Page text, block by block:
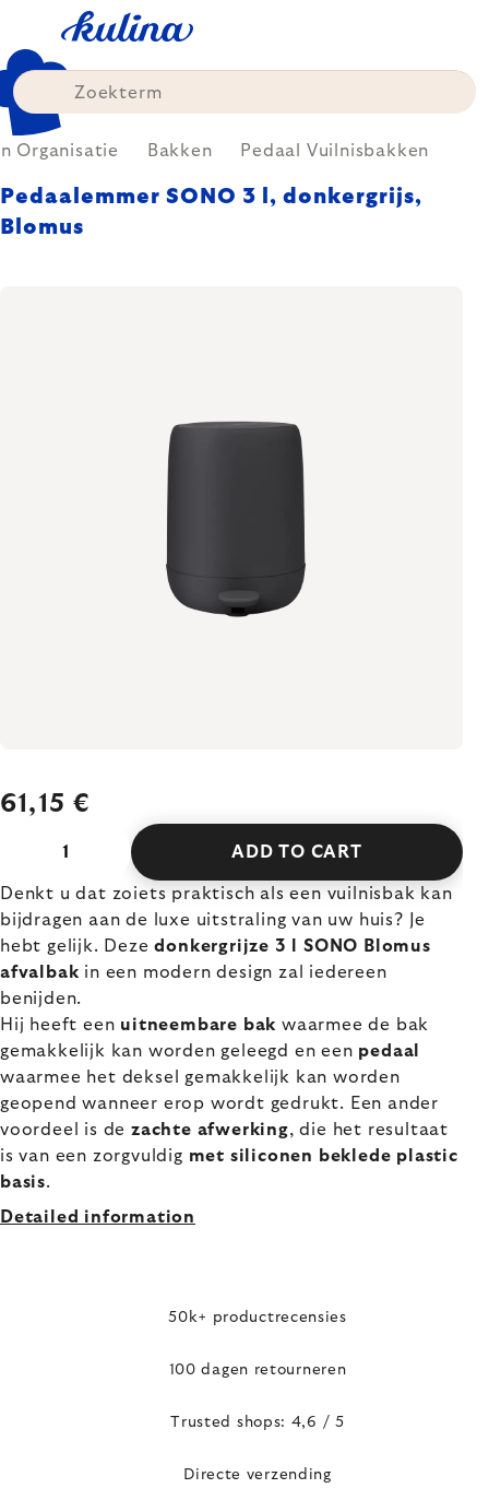
content
Organisatie Bakken Pedaal Vuilnisbakken
Pedaalemmer SONO 3 l, donkergrijs,
Blomus
61,15 €
ADD TO CART
Denkt u dat zoiets praktisch als een vuilnisbak kan
bijdragen aan de luxe uitstraling van uw huis? Je
hebt gelijk. Dezedonkergrijze 3 l SONO Blomus
afvalbak in een modern design zal iedereen
benijden.
Hij heeft een uitneembare bak waarmee de bak
gemakkelijk kan worden geleegd en een pedaal
waarmee het deksel gemakkelijk kan worden
geopend wanneer erop wordt gedrukt. Een ander
voordeel is dezachte afwerking, die het resultaat
is van een zorgvuldig met siliconen beklede plastic
basis.
Detailed information
50k+ productrecensies
100 dagen retourneren
Trusted shops: 4,6 / 5
Directe verzending